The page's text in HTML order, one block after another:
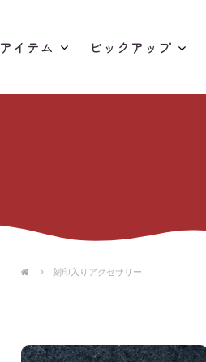
アイテム ピックアップ
刻印入りアクセサリー